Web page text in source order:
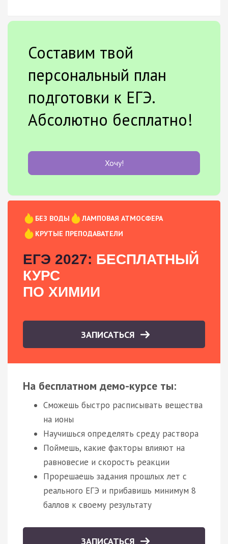
Составим твой
персональный план
подготовки к ЕГЭ.
Абсолютно бесплатно!
Хочу!
БЕЗ ВОДЫ
ЛАМПОВАЯ АТМОСФЕРА
КРУТЫЕ ПРЕПОДАВАТЕЛИ
ЕГЭ 2027: БЕСПЛАТНЫЙ
КУРС
ПО ХИМИИ
ЗАПИСАТЬСЯ
На бесплатном демо-курсе ты:
Сможешь быстро расписывать вещества
на ионы
Научишься определять среду раствора
Поймешь, какие факторы влияют на
равновесие и скорость реакции
Прорешаешь задания прошлых лет с
реального ЕГЭ и прибавишь минимум 8
баллов к своему результату
ЗАПИСАТЬСЯ